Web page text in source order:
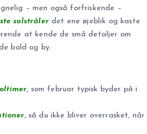
– men også forfriskende –
solstrålerdet ene øjeblik og kaste
at kende de små detaljer om
bold og by.
, som februar typisk byder på i
, så du ikke bliver overrasket, når